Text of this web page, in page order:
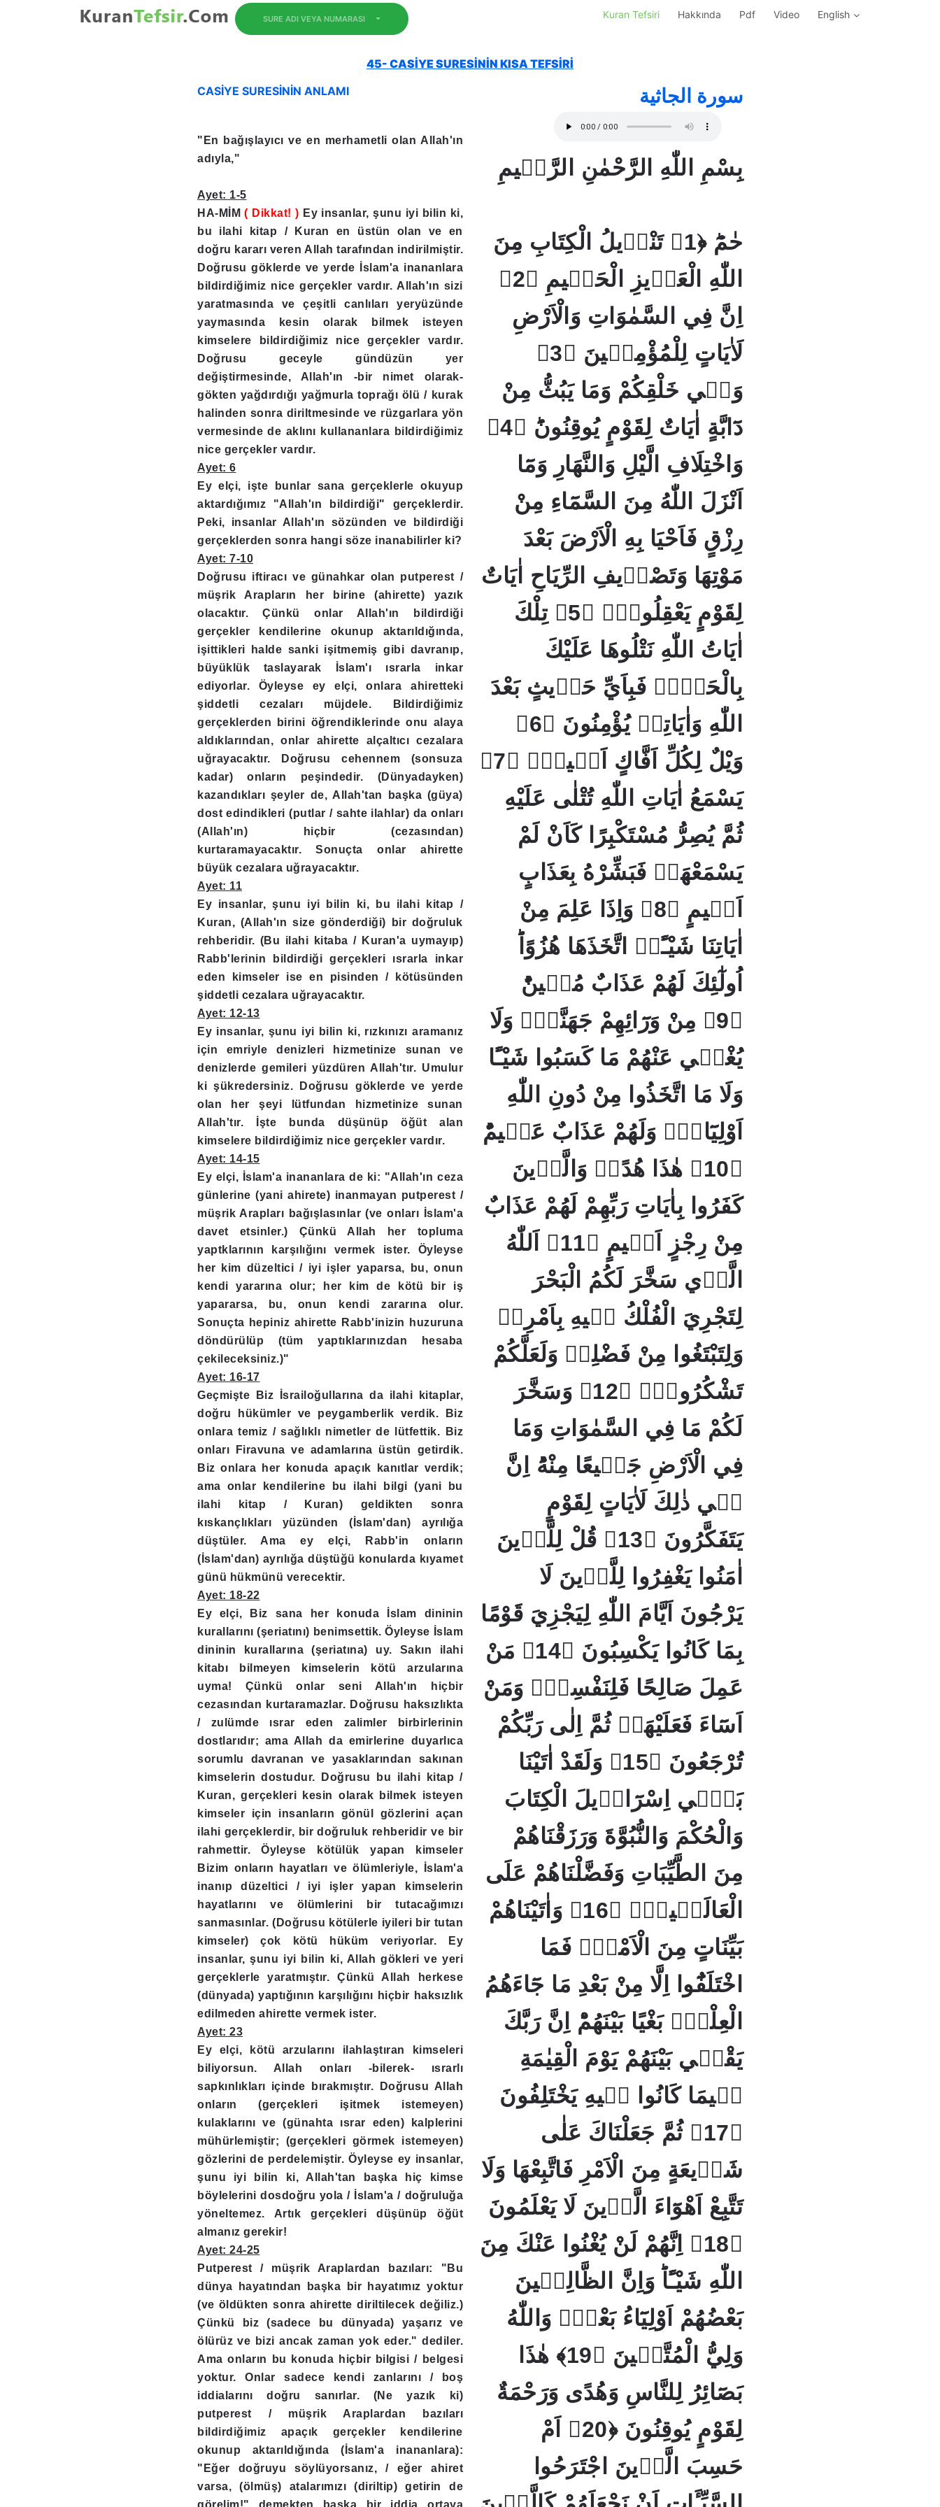
Kuran Tefsiri Hakkında Pdf Video English
SURE ADI VEYA NUMARASI
45- CASİYE SURESİNİN KISA TEFSİRİ
CASİYE SURESİNİN ANLAMI
"En bağışlayıcı ve en merhametli olan Allah'ın
adıyla,"
Ayet: 1-5
HA-MİM( Dikkat! ) Ey insanlar, şunu iyi bilin ki,
bu ilahi kitap / Kuran en üstün olan ve en
doğru kararı veren Allah tarafından indirilmiştir.
Doğrusu göklerde ve yerde İslam'a inananlara
bildirdiğimiz nice gerçekler vardır. Allah'ın sizi
yaratmasında ve çeşitli canlıları yeryüzünde
yaymasında kesin olarak bilmek isteyen
kimselere bildirdiğimiz nice gerçekler vardır.
Doğrusu geceyle gündüzün yer
değiştirmesinde, Allah'ın -bir nimet olarak-
gökten yağdırdığı yağmurla toprağı ölü / kurak
halinden sonra diriltmesinde ve rüzgarlara yön
vermesinde de aklını kullananlara bildirdiğimiz
nice gerçekler vardır.
Ayet: 6
Ey elçi, işte bunlar sana gerçeklerle okuyup
aktardığımız "Allah'ın bildirdiği" gerçeklerdir.
Peki, insanlar Allah'ın sözünden ve bildirdiği
gerçeklerden sonra hangi söze inanabilirler ki?
Ayet: 7-10
Doğrusu iftiracı ve günahkar olan putperest /
müşrik Arapların her birine (ahirette) yazık
olacaktır. Çünkü onlar Allah'ın bildirdiği
gerçekler kendilerine okunup aktarıldığında,
işittikleri halde sanki işitmemiş gibi davranıp,
büyüklük taslayarak İslam'ı ısrarla inkar
ediyorlar. Öyleyse ey elçi, onlara ahiretteki
şiddetli cezaları müjdele. Bildirdiğimiz
gerçeklerden birini öğrendiklerinde onu alaya
aldıklarından, onlar ahirette alçaltıcı cezalara
uğrayacaktır. Doğrusu cehennem (sonsuza
kadar) onların peşindedir. (Dünyadayken)
kazandıkları şeyler de, Allah'tan başka (güya)
dost edindikleri (putlar / sahte ilahlar) da onları
(Allah'ın) hiçbir (cezasından)
kurtaramayacaktır. Sonuçta onlar ahirette
büyük cezalara uğrayacaktır.
Ayet: 11
Ey insanlar, şunu iyi bilin ki, bu ilahi kitap /
Kuran, (Allah'ın size gönderdiği) bir doğruluk
rehberidir. (Bu ilahi kitaba / Kuran'a uymayıp)
Rabb'lerinin bildirdiği gerçekleri ısrarla inkar
eden kimseler ise en pisinden / kötüsünden
şiddetli cezalara uğrayacaktır.
Ayet: 12-13
Ey insanlar, şunu iyi bilin ki, rızkınızı aramanız
için emriyle denizleri hizmetinize sunan ve
denizlerde gemileri yüzdüren Allah'tır. Umulur
ki şükredersiniz. Doğrusu göklerde ve yerde
olan her şeyi lütfundan hizmetinize sunan
Allah'tır. İşte bunda düşünüp öğüt alan
kimselere bildirdiğimiz nice gerçekler vardır.
Ayet: 14-15
Ey elçi, İslam'a inananlara de ki: "Allah'ın ceza
günlerine (yani ahirete) inanmayan putperest /
müşrik Arapları bağışlasınlar (ve onları İslam'a
davet etsinler.) Çünkü Allah her topluma
yaptklarının karşılığını vermek ister. Öyleyse
her kim düzeltici / iyi işler yaparsa, bu, onun
kendi yararına olur; her kim de kötü bir iş
yapararsa, bu, onun kendi zararına olur.
Sonuçta hepiniz ahirette Rabb'inizin huzuruna
döndürülüp (tüm yaptıklarınızdan hesaba
çekileceksiniz.)"
Ayet: 16-17
Geçmişte Biz İsrailoğullarına da ilahi kitaplar,
doğru hükümler ve peygamberlik verdik. Biz
onlara temiz / sağlıklı nimetler de lütfettik. Biz
onları Firavuna ve adamlarına üstün getirdik.
Biz onlara her konuda apaçık kanıtlar verdik;
ama onlar kendilerine bu ilahi bilgi (yani bu
ilahi kitap / Kuran) geldikten sonra
kıskançlıkları yüzünden (İslam'dan) ayrılığa
düştüler. Ama ey elçi, Rabb'in onların
(İslam'dan) ayrılığa düştüğü konularda kıyamet
günü hükmünü verecektir.
Ayet: 18-22
Ey elçi, Biz sana her konuda İslam dininin
kurallarını (şeriatını) benimsettik. Öyleyse İslam
dininin kurallarına (şeriatına) uy. Sakın ilahi
kitabı bilmeyen kimselerin kötü arzularına
uyma! Çünkü onlar seni Allah'ın hiçbir
cezasından kurtaramazlar. Doğrusu haksızlıkta
/ zulümde ısrar eden zalimler birbirlerinin
dostlarıdır; ama Allah da emirlerine duyarlıca
sorumlu davranan ve yasaklarından sakınan
kimselerin dostudur. Doğrusu bu ilahi kitap /
Kuran, gerçekleri kesin olarak bilmek isteyen
kimseler için insanların gönül gözlerini açan
ilahi gerçeklerdir, bir doğruluk rehberidir ve bir
rahmettir. Öyleyse kötülük yapan kimseler
Bizim onların hayatları ve ölümleriyle, İslam'a
inanıp düzeltici / iyi işler yapan kimselerin
hayatlarını ve ölümlerini bir tutacağımızı
sanmasınlar. (Doğrusu kötülerle iyileri bir tutan
kimseler) çok kötü hüküm veriyorlar. Ey
insanlar, şunu iyi bilin ki, Allah gökleri ve yeri
gerçeklerle yaratmıştır. Çünkü Allah herkese
(dünyada) yaptığının karşılığını hiçbir haksızlık
edilmeden ahirette vermek ister.
Ayet: 23
Ey elçi, kötü arzularını ilahlaştıran kimseleri
biliyorsun. Allah onları -bilerek- ısrarlı
sapkınlıkları içinde bırakmıştır. Doğrusu Allah
onların (gerçekleri işitmek istemeyen)
kulaklarını ve (günahta ısrar eden) kalplerini
mühürlemiştir; (gerçekleri görmek istemeyen)
gözlerini de perdelemiştir. Öyleyse ey insanlar,
şunu iyi bilin ki, Allah'tan başka hiç kimse
böylelerini dosdoğru yola / İslam'a / doğruluğa
yöneltemez. Artık gerçekleri düşünüp öğüt
almanız gerekir!
Ayet: 24-25
Putperest / müşrik Araplardan bazıları: "Bu
dünya hayatından başka bir hayatımız yoktur
(ve öldükten sonra ahirette diriltilecek değiliz.)
Çünkü biz (sadece bu dünyada) yaşarız ve
ölürüz ve bizi ancak zaman yok eder." dediler.
Ama onların bu konuda hiçbir bilgisi / belgesi
yoktur. Onlar sadece kendi zanlarını / boş
iddialarını doğru sanırlar. (Ne yazık ki)
putperest / müşrik Araplardan bazıları
bildirdiğimiz apaçık gerçekler kendilerine
okunup aktarıldığında (İslam'a inananlara):
"Eğer doğruyu söylüyorsanız, / eğer ahiret
varsa, (ölmüş) atalarımızı (diriltip) getirin de
görelim!" demekten başka bir iddia ortaya
سورة الجاثية
بِسْمِ اللّٰهِ الرَّحْمٰنِ الرَّحٖيمِ
حٰمٓؕ ﴿1﴾ تَنْزٖيلُ الْكِتَابِ مِنَ
اللّٰهِ الْعَزٖيزِ الْحَكٖيمِ ﴿2﴾
اِنَّ فِي السَّمٰوَاتِ وَالْاَرْضِ
لَاٰيَاتٍ لِلْمُؤْمِنٖينَ ﴿3﴾
وَفٖي خَلْقِكُمْ وَمَا يَبُثُّ مِنْ
دَٓابَّةٍ اٰيَاتٌ لِقَوْمٍ يُوقِنُونَؕ ﴿4﴾
وَاخْتِلَافِ الَّيْلِ وَالنَّهَارِ وَمَٓا
اَنْزَلَ اللّٰهُ مِنَ السَّمَٓاءِ مِنْ
رِزْقٍ فَاَحْيَا بِهِ الْاَرْضَ بَعْدَ
مَوْتِهَا وَتَصْرٖيفِ الرِّيَاحِ اٰيَاتٌ
لِقَوْمٍ يَعْقِلُونَۙ ﴿5﴾ تِلْكَ
اٰيَاتُ اللّٰهِ نَتْلُوهَا عَلَيْكَ
بِالْحَقِّۚ فَبِاَيِّ حَدٖيثٍ بَعْدَ
اللّٰهِ وَاٰيَاتِهٖ يُؤْمِنُونَ ﴿6﴾
وَيْلٌ لِكُلِّ اَفَّاكٍ اَثٖيمٍۙ ﴿7﴾
يَسْمَعُ اٰيَاتِ اللّٰهِ تُتْلٰى عَلَيْهِ
ثُمَّ يُصِرُّ مُسْتَكْبِرًا كَاَنْ لَمْ
يَسْمَعْهَاۚ فَبَشِّرْهُ بِعَذَابٍ
اَلٖيمٍ ﴿8﴾ وَاِذَا عَلِمَ مِنْ
اٰيَاتِنَا شَيْـًٔاۨ اتَّخَذَهَا هُزُوًاؕ
اُولٰٓئِكَ لَهُمْ عَذَابٌ مُهٖينٌؕ
﴿9﴾ مِنْ وَرَٓائِهِمْ جَهَنَّمُۚ وَلَا
يُغْنٖي عَنْهُمْ مَا كَسَبُوا شَيْـًٔا
وَلَا مَا اتَّخَذُوا مِنْ دُونِ اللّٰهِ
اَوْلِيَٓاءَۚ وَلَهُمْ عَذَابٌ عَظٖيمٌؕ
﴿10﴾ هٰذَا هُدًىۚ وَالَّذٖينَ
كَفَرُوا بِاٰيَاتِ رَبِّهِمْ لَهُمْ عَذَابٌ
مِنْ رِجْزٍ اَلٖيمٍ ﴿11﴾ اَللّٰهُ
الَّذٖي سَخَّرَ لَكُمُ الْبَحْرَ
لِتَجْرِيَ الْفُلْكُ فٖيهِ بِاَمْرِهٖ
وَلِتَبْتَغُوا مِنْ فَضْلِهٖ وَلَعَلَّكُمْ
تَشْكُرُونَۚ ﴿12﴾ وَسَخَّرَ
لَكُمْ مَا فِي السَّمٰوَاتِ وَمَا
فِي الْاَرْضِ جَمٖيعًا مِنْهُؕ اِنَّ
فٖي ذٰلِكَ لَاٰيَاتٍ لِقَوْمٍ
يَتَفَكَّرُونَ ﴿13﴾ قُلْ لِلَّذٖينَ
اٰمَنُوا يَغْفِرُوا لِلَّذٖينَ لَا
يَرْجُونَ اَيَّامَ اللّٰهِ لِيَجْزِيَ قَوْمًا
بِمَا كَانُوا يَكْسِبُونَ ﴿14﴾ مَنْ
عَمِلَ صَالِحًا فَلِنَفْسِهٖۚ وَمَنْ
اَسَٓاءَ فَعَلَيْهَاؗ ثُمَّ اِلٰى رَبِّكُمْ
تُرْجَعُونَ ﴿15﴾ وَلَقَدْ اٰتَيْنَا
بَنٖٓي اِسْرَٓاءٖيلَ الْكِتَابَ
وَالْحُكْمَ وَالنُّبُوَّةَ وَرَزَقْنَاهُمْ
مِنَ الطَّيِّبَاتِ وَفَضَّلْنَاهُمْ عَلَى
الْعَالَمٖينَۚ ﴿16﴾ وَاٰتَيْنَاهُمْ
بَيِّنَاتٍ مِنَ الْاَمْرِۚ فَمَا
اخْتَلَفُٓوا اِلَّا مِنْ بَعْدِ مَا جَٓاءَهُمُ
الْعِلْمُۙ بَغْيًا بَيْنَهُمْؕ اِنَّ رَبَّكَ
يَقْضٖي بَيْنَهُمْ يَوْمَ الْقِيٰمَةِ
فٖيمَا كَانُوا فٖيهِ يَخْتَلِفُونَ
﴿17﴾ ثُمَّ جَعَلْنَاكَ عَلٰى
شَرٖيعَةٍ مِنَ الْاَمْرِ فَاتَّبِعْهَا وَلَا
تَتَّبِعْ اَهْوَٓاءَ الَّذٖينَ لَا يَعْلَمُونَ
﴿18﴾ اِنَّهُمْ لَنْ يُغْنُوا عَنْكَ مِنَ
اللّٰهِ شَيْـًٔاؕ وَاِنَّ الظَّالِمٖينَ
بَعْضُهُمْ اَوْلِيَٓاءُ بَعْضٍۚ وَاللّٰهُ
وَلِيُّ الْمُتَّقٖينَ ﴿19﴾ هٰذَا
بَصَٓائِرُ لِلنَّاسِ وَهُدًى وَرَحْمَةٌ
لِقَوْمٍ يُوقِنُونَ ﴿20﴾ اَمْ
حَسِبَ الَّذٖينَ اجْتَرَحُوا